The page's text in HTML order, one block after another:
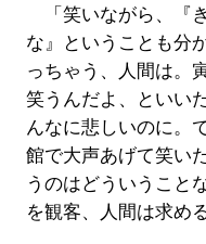
「笑いながら、『
な』ということも分
っちゃう、人間は。
笑うんだよ、といい
んなに悲しいのに。
館で大声あげて笑い
うのはどういうこと
を観客、人間は求め